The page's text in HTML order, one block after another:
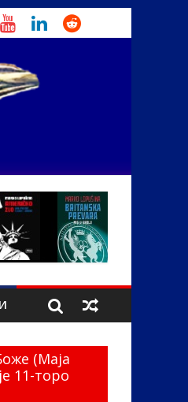
(Маја
11-торо